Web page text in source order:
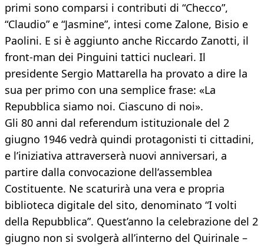
primi sono comparsi i contributi di “Checco”,
“Claudio” e “Jasmine”, intesi come Zalone, Bisio e
Paolini. E si è aggiunto anche Riccardo Zanotti, il
front-man dei Pinguini tattici nucleari. Il
presidente Sergio Mattarella ha provato a dire la
sua per primo con una semplice frase: «La
Repubblica siamo noi. Ciascuno di noi».
Gli 80 anni dal referendum istituzionale del 2
giugno 1946 vedrà quindi protagonisti ti cittadini,
e l’iniziativa attraverserà nuovi anniversari, a
partire dalla convocazione dell’assemblea
Costituente. Ne scaturirà una vera e propria
biblioteca digitale del sito, denominato “I volti
della Repubblica”. Quest’anno la celebrazione del 2
giugno non si svolgerà all’interno del Quirinale –